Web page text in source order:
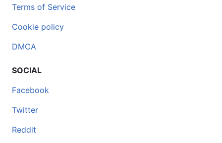
Terms of Service
Cookie policy
DMCA
SOCIAL
Facebook
Twitter
Reddit